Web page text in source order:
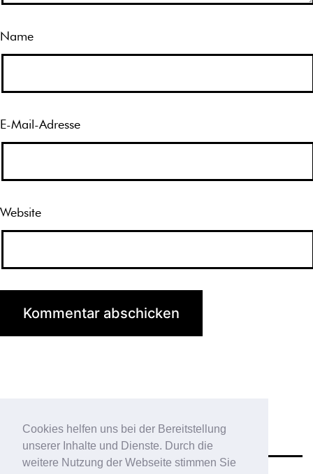
Cookies helfen uns bei der Bereitstellung
unserer Inhalte und Dienste. Durch die
weitere Nutzung der Webseite stimmen Sie
Name
E-Mail-Adresse
Website